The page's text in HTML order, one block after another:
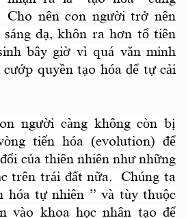
Cho nên con người trở nên
dạ, khôn ra hơn tổ tiên
bây giờ vì quá văn minh
quyền tạo hóa để tự cải
người càng không còn bị
tiến hóa (evolution) để
của thiên nhiên như những
trên trái đất nữa. Chúng ta
hóa tự nhiên ” và tùy thuộc
vào khoa học nhân tạo để